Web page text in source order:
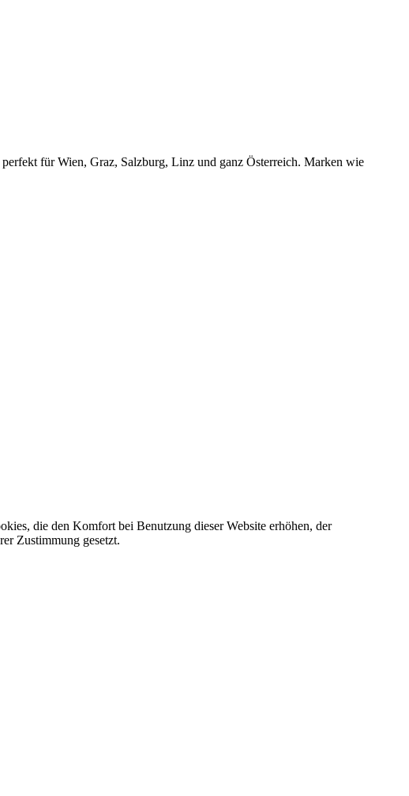
für Wien, Graz, Salzburg, Linz und ganz Österreich. Marken wie
die den Komfort bei Benutzung dieser Website erhöhen, der
Zustimmung gesetzt.